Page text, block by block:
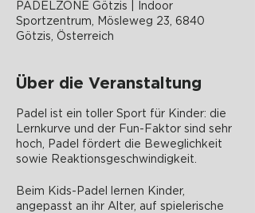
PADELZONE Götzis | Indoor
Sportzentrum, Mösleweg 23, 6840
Götzis, Österreich
Über die Veranstaltung
Padel ist ein toller Sport für Kinder: die
Lernkurve und der Fun-Faktor sind sehr
hoch, Padel fördert die Beweglichkeit
sowie Reaktionsgeschwindigkeit.
Beim Kids-Padel lernen Kinder,
angepasst an ihr Alter, auf spielerische